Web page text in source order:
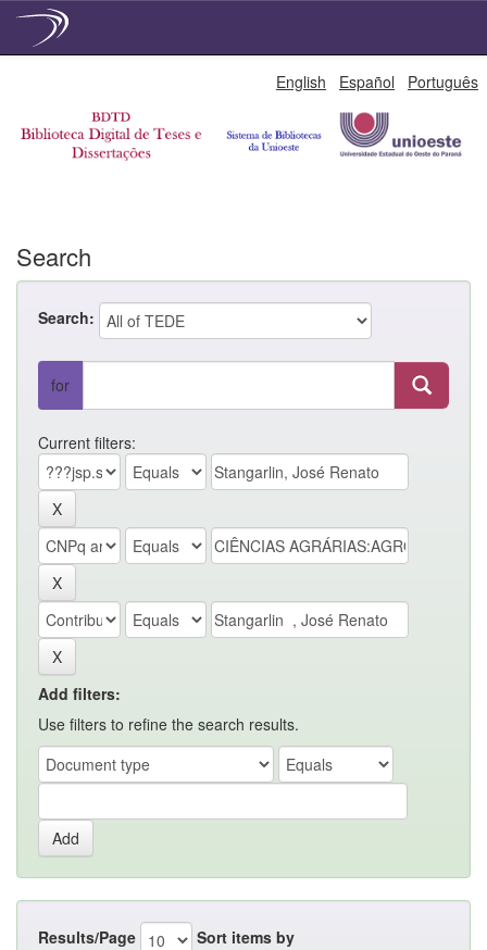
English Español Português
Search
Search:
for
Current filters:
Add filters:
Use filters to refine the search results.
Results/Page Sort items by